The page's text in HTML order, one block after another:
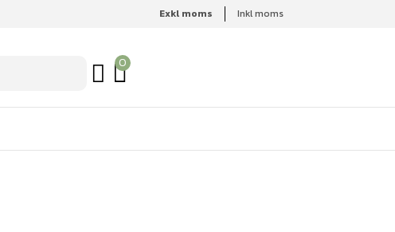
Exkl moms Inkl moms
0